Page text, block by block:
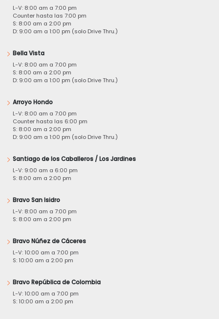
L-V: 8:00 am a 7:00 pm
Counter hasta las 7:00 pm
S: 8:00 am a 2:00 pm
D: 9:00 am a 1:00 pm (solo Drive Thru.)
Bella Vista
L-V: 8:00 am a 7:00 pm
S: 8:00 am a 2:00 pm
D: 9:00 am a 1:00 pm (solo Drive Thru.)
Arroyo Hondo
L-V: 8:00 am a 7:00 pm
Counter hasta las 6:00 pm
S: 8:00 am a 2:00 pm
D: 9:00 am a 1:00 pm (solo Drive Thru.)
Santiago de los Caballeros / Los Jardines
L-V: 9:00 am a 6:00 pm
S: 8:00 am a 2:00 pm
Bravo San Isidro
L-V: 8:00 am a 7:00 pm
S: 8:00 am a 2:00 pm
Bravo Núñez de Cáceres
L-V: 10:00 am a 7:00 pm
S: 10:00 am a 2:00 pm
Bravo República de Colombia
L-V: 10:00 am a 7:00 pm
S: 10:00 am a 2:00 pm